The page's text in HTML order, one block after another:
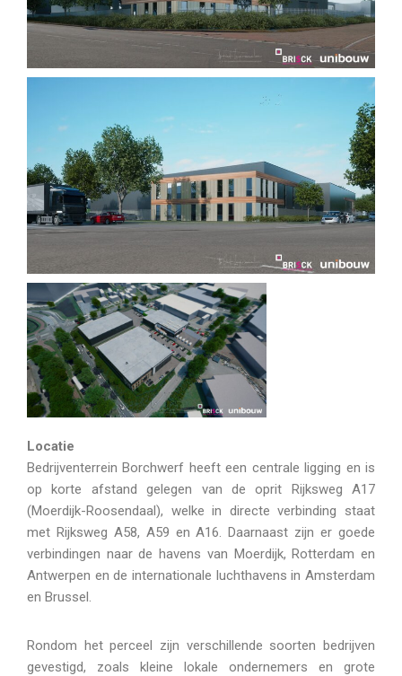
Locatie
Bedrijventerrein Borchwerf heeft een centrale ligging en is
op korte afstand gelegen van de oprit Rijksweg A17
(Moerdijk-Roosendaal), welke in directe verbinding staat
met Rijksweg A58, A59 en A16. Daarnaast zijn er goede
verbindingen naar de havens van Moerdijk, Rotterdam en
Antwerpen en de internationale luchthavens in Amsterdam
en Brussel.
Rondom het perceel zijn verschillende soorten bedrijven
gevestigd, zoals kleine lokale ondernemers en grote